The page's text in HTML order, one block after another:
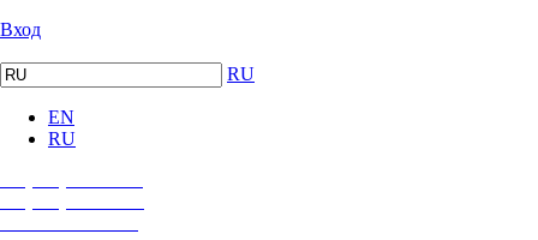
Вход
RU
EN
RU